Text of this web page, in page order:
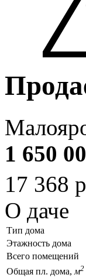
1 650
17 368
О даче
Тип дома
Этажность дома
Всего помещений
Общая пл. дома, м2